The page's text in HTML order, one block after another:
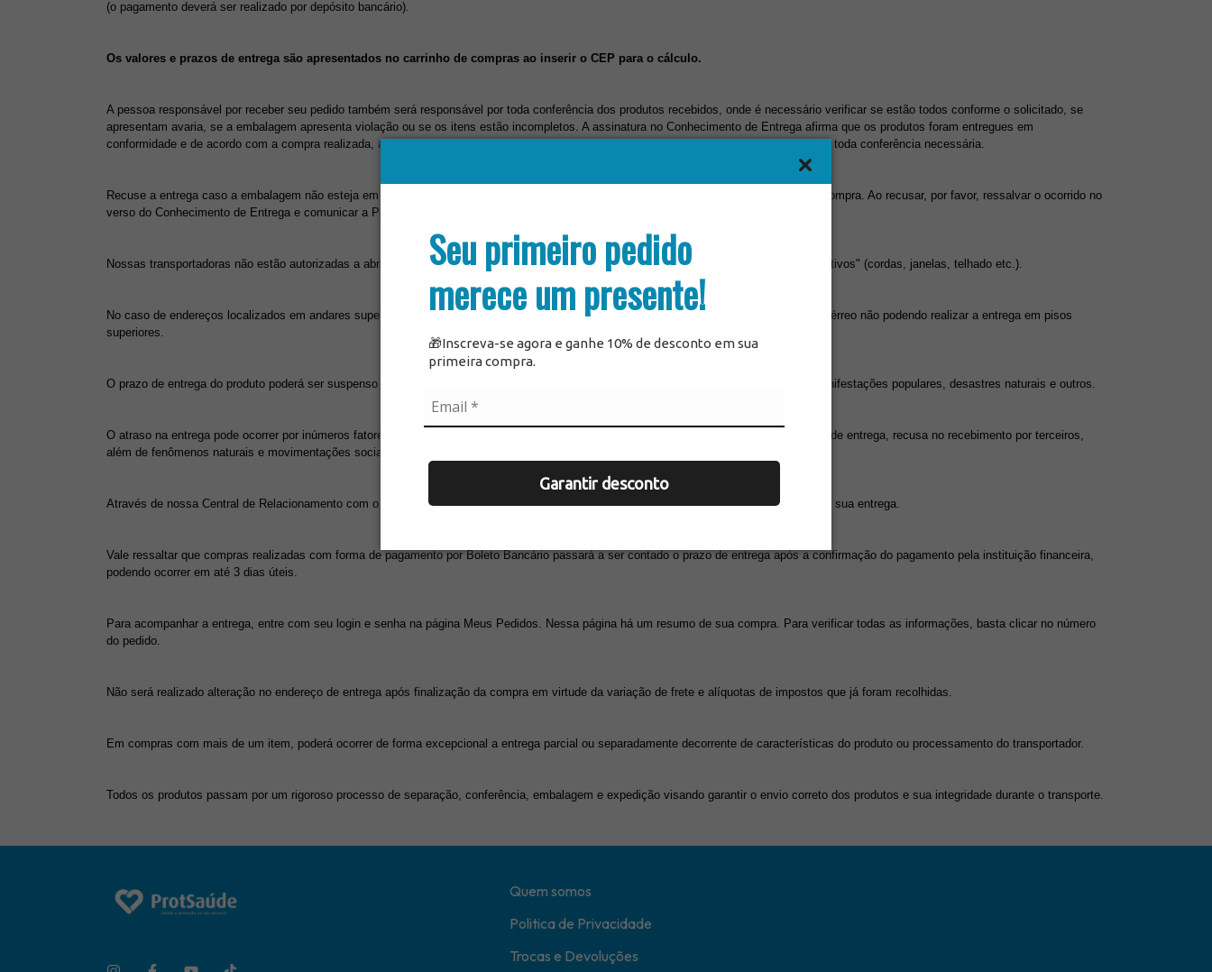
Seu primeiro pedido
merece um presente!
🎁Inscreva-se agora e ganhe 10% de desconto em sua
primeira compra.
Garantir desconto
(o pagamento deverá ser realizado por depósito bancário).
Os valores e prazos de entrega são apresentados no carrinho de compras ao inserir o CEP para o cálculo.
A pessoa responsável por receber seu pedido também será responsável por toda conferência dos produtos recebidos, onde é necessário verificar se estão todos conforme o solicitado, se
apresentam avaria, se a embalagem apresenta violação ou se os itens estão incompletos. A assinatura no Conhecimento de Entrega afirma que os produtos foram entregues em
conformidade e de acordo com a compra realizada, assim não assine o Conhecimento de Entrega e libere o transportador antes de efetuar toda conferência necessária.
Recuse a entrega caso a embalagem não esteja em condições adequadas, existam sinais de avaria e/ou violação ou divergência com a compra. Ao recusar, por favor, ressalvar o ocorrido no
verso do Conhecimento de Entrega e comunicar a ProtSaúde através da Central de Relacionamento com o Cliente.
Nossas transportadoras não estão autorizadas a abrir embalagens, ou montagem dos produtos e nem realizar a entrega por meios "alternativos" (cordas, janelas, telhado etc.).
No caso de endereços localizados em andares superiores, nossos parceiros (correios ou transportadoras) entregarão os produtos no piso térreo não podendo realizar a entrega em pisos
superiores.
O prazo de entrega do produto poderá ser suspenso ou sofrer alterações devido a motivos de força maior, como alagamentos, greves, manifestações populares, desastres naturais e outros.
O atraso na entrega pode ocorrer por inúmeros fatores, como demora e inconsistência de dados fornecidos pelo cliente, ausência no local de entrega, recusa no recebimento por terceiros,
além de fenômenos naturais e movimentações sociais (greves, manifestações etc.).
Através de nossa Central de Relacionamento com o Cliente, será possível obter todas as informações referentes a um possível atraso em sua entrega.
Vale ressaltar que compras realizadas com forma de pagamento por Boleto Bancário passará a ser contado o prazo de entrega após a confirmação do pagamento pela instituição financeira,
podendo ocorrer em até 3 dias úteis.
Para acompanhar a entrega, entre com seu login e senha na página Meus Pedidos. Nessa página há um resumo de sua compra. Para verificar todas as informações, basta clicar no número
do pedido.
Não será realizado alteração no endereço de entrega após finalização da compra em virtude da variação de frete e alíquotas de impostos que já foram recolhidas.
Em compras com mais de um item, poderá ocorrer de forma excepcional a entrega parcial ou separadamente decorrente de características do produto ou processamento do transportador.
Todos os produtos passam por um rigoroso processo de separação, conferência, embalagem e expedição visando garantir o envio correto dos produtos e sua integridade durante o transporte.
Quem somos
Politica de Privacidade
Trocas e Devoluções